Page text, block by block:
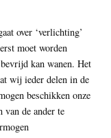
over ‘verlichting’
moet worden
kan wanen. Het
wij ieder delen in de
beschikken onze
de ander te